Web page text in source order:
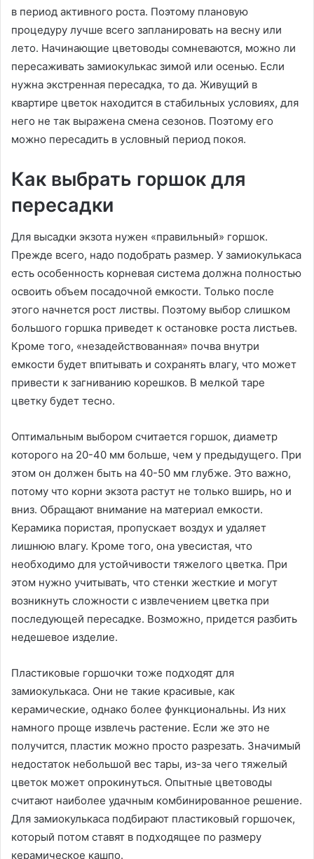
в период активного роста. Поэтому плановую
процедуру лучше всего запланировать на весну или
лето. Начинающие цветоводы сомневаются, можно ли
пересаживать замиокулькас зимой или осенью. Если
нужна экстренная пересадка, то да. Живущий в
квартире цветок находится в стабильных условиях, для
него не так выражена смена сезонов. Поэтому его
можно пересадить в условный период покоя.
Как выбрать горшок для
пересадки
Для высадки экзота нужен «правильный» горшок.
Прежде всего, надо подобрать размер. У замиокулькаса
есть особенность корневая система должна полностью
освоить объем посадочной емкости. Только после
этого начнется рост листвы. Поэтому выбор слишком
большого горшка приведет к остановке роста листьев.
Кроме того, «незадействованная» почва внутри
емкости будет впитывать и сохранять влагу, что может
привести к загниванию корешков. В мелкой таре
цветку будет тесно.
Оптимальным выбором считается горшок, диаметр
которого на 20-40 мм больше, чем у предыдущего. При
этом он должен быть на 40-50 мм глубже. Это важно,
потому что корни экзота растут не только вширь, но и
вниз. Обращают внимание на материал емкости.
Керамика пористая, пропускает воздух и удаляет
лишнюю влагу. Кроме того, она увесистая, что
необходимо для устойчивости тяжелого цветка. При
этом нужно учитывать, что стенки жесткие и могут
возникнуть сложности с извлечением цветка при
последующей пересадке. Возможно, придется разбить
недешевое изделие.
Пластиковые горшочки тоже подходят для
замиокулькаса. Они не такие красивые, как
керамические, однако более функциональны. Из них
намного проще извлечь растение. Если же это не
получится, пластик можно просто разрезать. Значимый
недостаток небольшой вес тары, из-за чего тяжелый
цветок может опрокинуться. Опытные цветоводы
считают наиболее удачным комбинированное решение.
Для замиокулькаса подбирают пластиковый горшочек,
который потом ставят в подходящее по размеру
керамическое кашпо.